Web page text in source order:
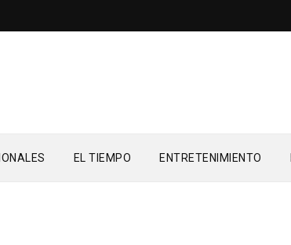
EL TIEMPO ENTRETENIMIENTO